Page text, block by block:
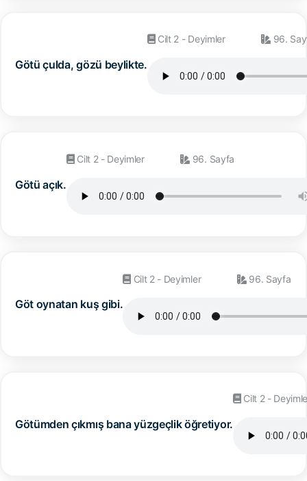
Götü çulda, gözü beylikte.
Cilt 2 - Deyimler 96.
Götü açık.
Cilt 2 - Deyimler 96. Sayfa
Göt oynatan kuş gibi.
Cilt 2 - Deyimler 96. Sayfa
Götümden çıkmış bana yüzgeçlik öğretiyor.
Cilt 2 -